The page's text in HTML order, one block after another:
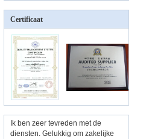
Certificaat
Ik ben zeer tevreden met de
diensten. Gelukkig om zakelijke